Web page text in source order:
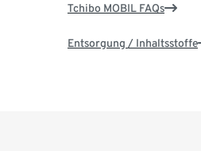
Tchibo MOBIL FAQs
Entsorgung / Inhaltsstoffe